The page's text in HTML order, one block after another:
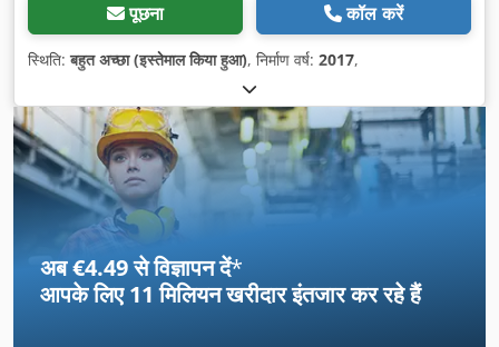
पूछना कॉल करें
स्थिति:बहुत अच्छा (इस्तेमाल किया हुआ), निर्माण वर्ष: 2017,
अब €4.49 से विज्ञापन दें*
आपके लिए11 मिलियन खरीदारइंतजार कर रहे हैं